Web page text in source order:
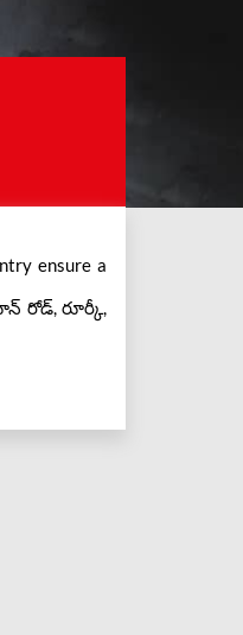
రోడ్, రూర్కీ,